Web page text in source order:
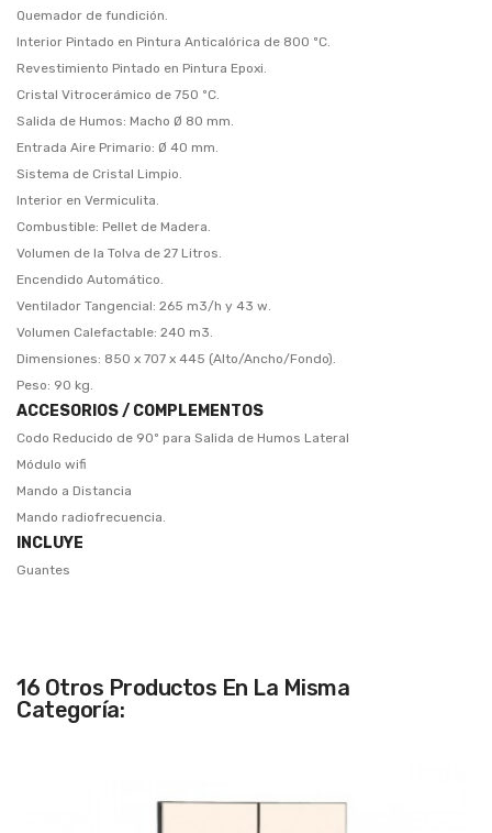
Quemador de fundición.
Interior Pintado en Pintura Anticalórica de 800 ºC.
Revestimiento Pintado en Pintura Epoxi.
Cristal Vitrocerámico de 750 ºC.
Salida de Humos: Macho Ø 80 mm.
Entrada Aire Primario: Ø 40 mm.
Sistema de Cristal Limpio.
Interior en Vermiculita.
Combustible: Pellet de Madera.
Volumen de la Tolva de 27 Litros.
Encendido Automático.
Ventilador Tangencial: 265 m3/h y 43 w.
Volumen Calefactable: 240 m3.
Dimensiones: 850 x 707 x 445 (Alto/Ancho/Fondo).
Peso: 90 kg.
ACCESORIOS / COMPLEMENTOS
Codo Reducido de 90º para Salida de Humos Lateral
Módulo wifi
Mando a Distancia
Mando radiofrecuencia.
INCLUYE
Guantes
16 Otros Productos En La Misma
Categoría: